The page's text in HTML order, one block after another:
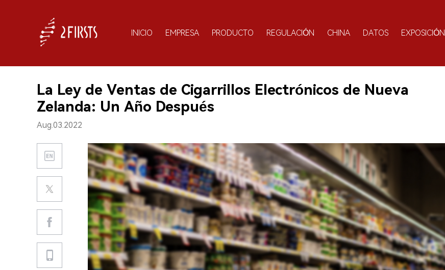
INICIO EMPRESA PRODUCTO REGULACIÓN CHINA DATOS EXPOSICIÓN
La Ley de Ventas de Cigarrillos Electrónicos de Nueva
Zelanda: Un Año Después
Aug.03.2022